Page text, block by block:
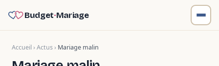
Budget·Mariage
Accueil › Actus› Mariage malin